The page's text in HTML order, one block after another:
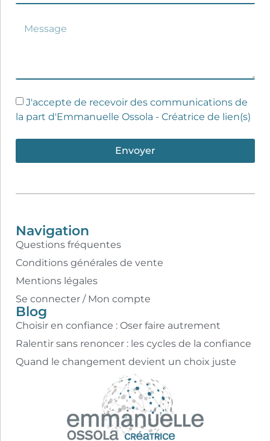
J'accepte de recevoir des communications de
la part d'Emmanuelle Ossola - Créatrice de lien(s)
Envoyer
Navigation
Questions fréquentes
Conditions générales de vente
Mentions légales
Se connecter / Mon compte
Blog
Choisir en confiance : Oser faire autrement
Ralentir sans renoncer : les cycles de la confiance
Quand le changement devient un choix juste